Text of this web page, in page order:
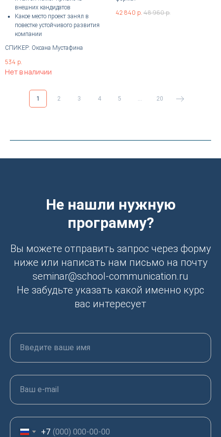
внешних кандидатов
Какое место проект занял в
повестке устойчивого развития
компании
СПИКЕР: Оксана Мустафина
534 р.
Нет в наличии
42 840 р. 48 960р.
1 2 3 4 5 ... 20
Не нашли нужную
программу?
Вы можете отправить запрос через форму
ниже или написать нам письмо на почту
seminar@school-communication.ru
Не забудьте указать какой именно курс
вас интересует
Введите ваше имя
Ваш е-mail
+7